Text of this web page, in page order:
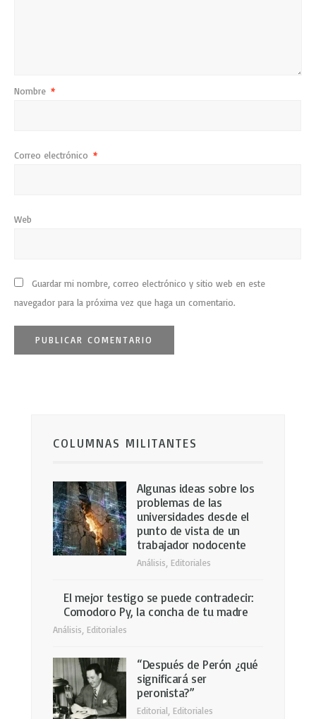
Nombre *
Correo electrónico *
Web
Guardar mi nombre, correo electrónico y sitio web en este
navegador para la próxima vez que haga un comentario.
COLUMNAS MILITANTES
Algunas ideas sobre los
problemas de las
universidades desde el
punto de vista de un
trabajador nodocente
Análisis, Editoriales
El mejor testigo se puede contradecir:
Comodoro Py, la concha de tu madre
Análisis, Editoriales
“Después de Perón ¿qué
significará ser
peronista?”
Editorial, Editoriales